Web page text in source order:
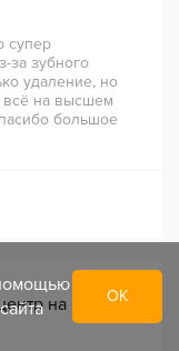
супер
за зубного
удаление, но
всё на высшем
большое
на
ОК